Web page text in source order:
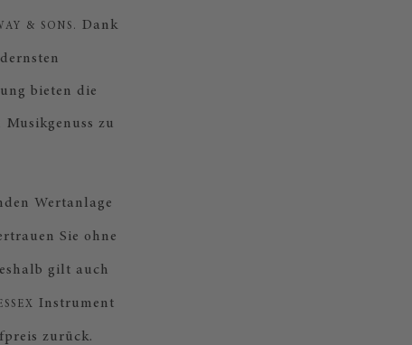
& SONS. Dank
bieten die
Musikgenuss zu
Wertanlage
Sie ohne
gilt auch
Instrument
zurück.